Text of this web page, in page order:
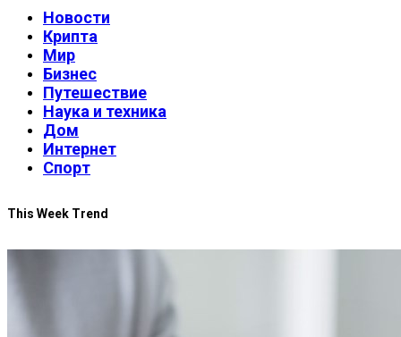
Новости
Крипта
Мир
Бизнес
Путешествие
Наука и техника
Дом
Интернет
Спорт
This Week Trend